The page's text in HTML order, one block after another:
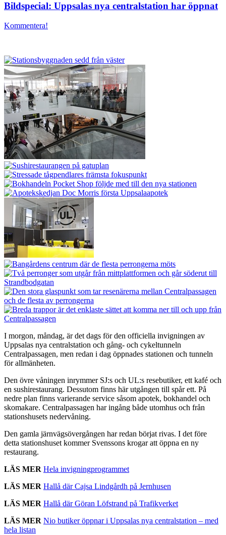
Bildspecial: Uppsalas nya centralstation har öppnat
Kommentera!
I morgon, måndag, är det dags för den officiella invigningen av
Uppsalas nya centralstation och gång- och cykeltunneln
Centralpassagen, men redan i dag öppnades stationen och tunneln
för allmänheten.
Den övre våningen inrymmer SJ:s och UL:s resebutiker, ett kafé och
en sushirestaurang. Dessutom finns här utgången till spår ett. På
nedre plan finns varierande service såsom apotek, bokhandel och
skomakare. Centralpassagen har ingång både utomhus och från
stationshusets nedervåning.
Den gamla järnvägsövergången har redan börjat rivas. I det före
detta stationshuset kommer Svenssons krogar att öppna en ny
restaurang.
LÄS MER Hela invigningprogrammet
LÄS MER Hallå där Cajsa Lindgårdh på Jernhusen
LÄS MER Hallå där Göran Löfstrand på Trafikverket
LÄS MER Nio butiker öppnar i Uppsalas nya centralstation – med
hela listan